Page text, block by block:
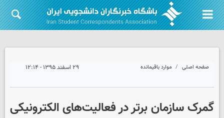
صفحه اصلی موارد باقیمانده ۲۹ اسفند ۱۳۹۵ - ۱۲:۱۴
گمرک سازمان برتر در فعالیت‌های الکترونیکی